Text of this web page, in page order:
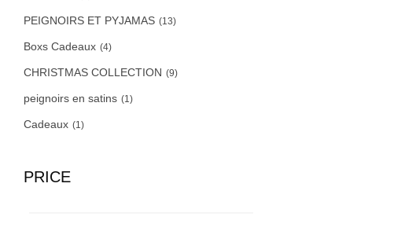
PEIGNOIRS ET PYJAMAS (13)
Boxs Cadeaux (4)
CHRISTMAS COLLECTION (9)
peignoirs en satins (1)
Cadeaux (1)
PRICE